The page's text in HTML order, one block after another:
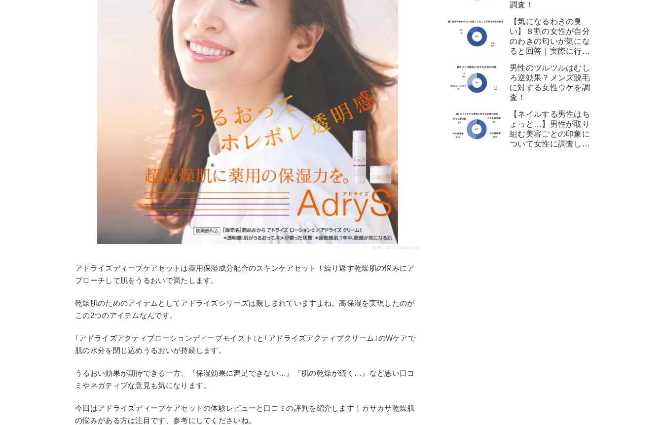
出典：taisho-beauty.jp
アドライズディープケアセットは薬用保湿成分配合のスキンケアセット！繰り返す乾燥肌の悩みにア
プローチして肌をうるおいで満たします。
乾燥肌のためのアイテムとしてアドライズシリーズは親しまれていますよね。高保湿を実現したのが
この2つのアイテムなんです。
｢アドライズアクティブローションディープモイスト｣と｢アドライズアクティブクリーム｣のWケアで
肌の水分を閉じ込めうるおいが持続します。
うるおい効果が期待できる一方、『保湿効果に満足できない…』『肌の乾燥が続く…』など悪い口コ
ミやネガティブな意見も気になります。
今回はアドライズディープケアセットの体験レビューと口コミの評判を紹介します！カサカサ乾燥肌
の悩みがある方は注目です、参考にしてくださいね。
調査！
【気になるわきの臭
い】８割の女性が自分
のわきの匂いが気にな
ると回答｜実際に行っ
男性のツルツルはむし
ろ逆効果？メンズ脱毛
に対する女性ウケを調
査！
【ネイルする男性はち
ょっと…】男性が取り
組む美容ごとの印象に
ついて女性に調査して